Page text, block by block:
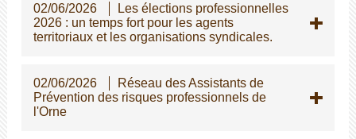
02/06/2026
Les élections professionnelles
2026 : un temps fort pour les agents
territoriaux et les organisations syndicales.
02/06/2026
Réseau des Assistants de
Prévention des risques professionnels de
l'Orne